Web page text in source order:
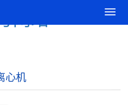
网站
导
心机